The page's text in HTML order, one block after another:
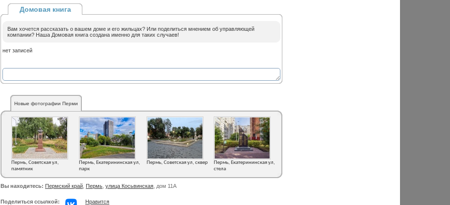
Домовая книга
Вам хочется рассказать о вашем доме и его жильцах? Или поделиться мнением об управляющей
компании? Наша Домовая книга создана именно для таких случаев!
нет записей
Новые фотографии Перми
Пермь, Советская ул,
памятник
Пермь, Екатерининская ул,
парк
Пермь, Советская ул, сквер
Пермь, Екатерининская ул,
стела
Вы находитесь: Пермский край Пермь улица Косьвинская , дом 11А
Поделиться ссылкой: Нравится